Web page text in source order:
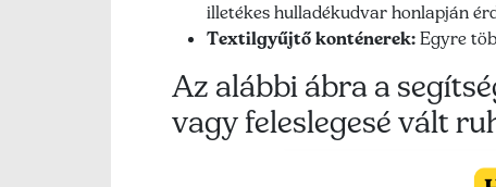
illetékes hulladékudvar honlapján
Textilgyűjtő konténerek: Egyre
Az alábbi ábra a
vagy feleslegesé vált